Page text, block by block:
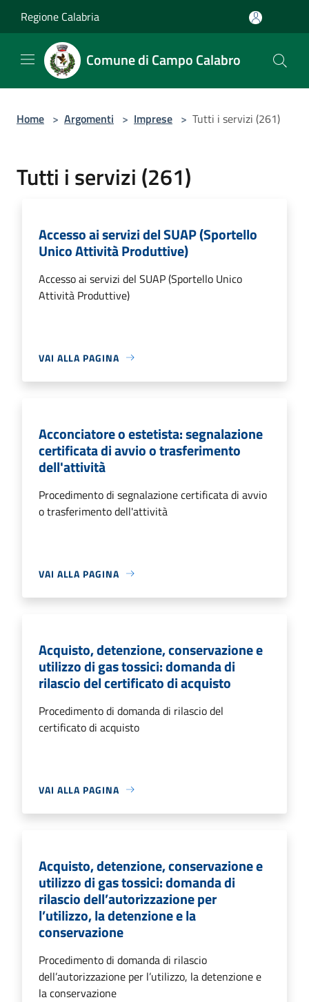
Regione Calabria
Comune di Campo Calabro
Home > Argomenti > Imprese > Tutti i servizi (261)
Tutti i servizi (261)
Accesso ai servizi del SUAP (Sportello
Unico Attività Produttive)
Accesso ai servizi del SUAP (Sportello Unico
Attività Produttive)
VAI ALLA PAGINA
Acconciatore o estetista: segnalazione
certificata di avvio o trasferimento
dell'attività
Procedimento di segnalazione certificata di avvio
o trasferimento dell'attività
VAI ALLA PAGINA
Acquisto, detenzione, conservazione e
utilizzo di gas tossici: domanda di
rilascio del certificato di acquisto
Procedimento di domanda di rilascio del
certificato di acquisto
VAI ALLA PAGINA
Acquisto, detenzione, conservazione e
utilizzo di gas tossici: domanda di
rilascio dell’autorizzazione per
l’utilizzo, la detenzione e la
conservazione
Procedimento di domanda di rilascio
dell’autorizzazione per l’utilizzo, la detenzione e
la conservazione